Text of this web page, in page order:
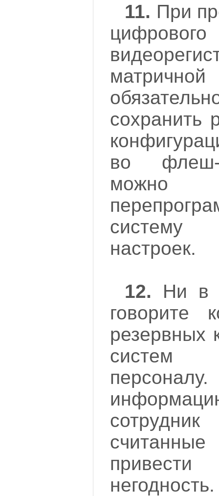
11. При
цифрового
сохранить
во флеш-
систему
настроек.
12. Ни в
говорите
резервных
систем
негодность.